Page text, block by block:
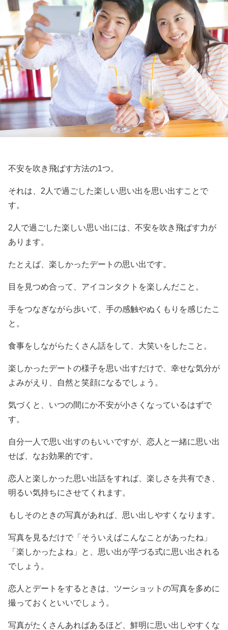
不安を吹き飛ばす方法の1つ。
それは、2人で過ごした楽しい思い出を思い出すことで
す。
2人で過ごした楽しい思い出には、不安を吹き飛ばす力が
あります。
たとえば、楽しかったデートの思い出です。
目を見つめ合って、アイコンタクトを楽しんだこと。
手をつなぎながら歩いて、手の感触やぬくもりを感じたこ
と。
食事をしながらたくさん話をして、大笑いをしたこと。
楽しかったデートの様子を思い出すだけで、幸せな気分が
よみがえり、自然と笑顔になるでしょう。
気づくと、いつの間にか不安が小さくなっているはずで
す。
自分一人で思い出すのもいいですが、恋人と一緒に思い出
せば、なお効果的です。
恋人と楽しかった思い出話をすれば、楽しさを共有でき、
明るい気持ちにさせてくれます。
もしそのときの写真があれば、思い出しやすくなります。
写真を見るだけで「そういえばこんなことがあったね」
「楽しかったよね」と、思い出が芋づる式に思い出される
でしょう。
恋人とデートをするときは、ツーショットの写真を多めに
撮っておくといいでしょう。
写真がたくさんあればあるほど、鮮明に思い出しやすくな